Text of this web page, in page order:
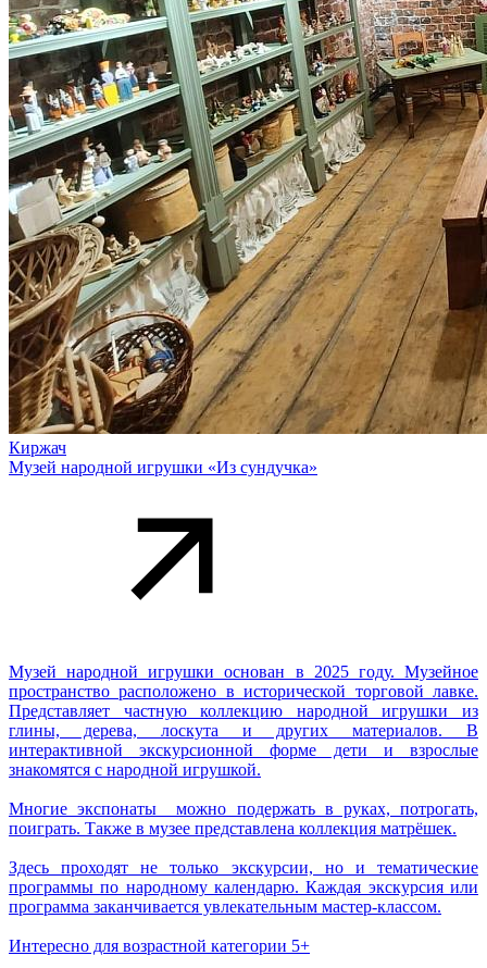
Киржач
Музей народной игрушки «Из сундучка»
Музей народной игрушки основан в 2025 году. Музейное
пространство расположено в исторической торговой лавке.
Представляет частную коллекцию народной игрушки из
глины, дерева, лоскута и других материалов. В
интерактивной экскурсионной форме дети и взрослые
знакомятся с народной игрушкой.
Многие экспонаты можно подержать в руках, потрогать,
поиграть. Также в музее представлена коллекция матрёшек.
Здесь проходят не только экскурсии, но и тематические
программы по народному календарю. Каждая экскурсия или
программа заканчивается увлекательным мастер-классом.
Интересно для возрастной категории 5+